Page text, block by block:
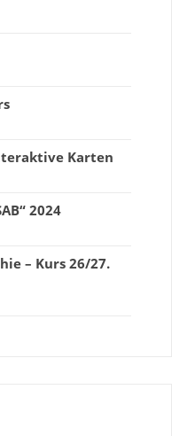
Karten
2024
– Kurs 26/27.